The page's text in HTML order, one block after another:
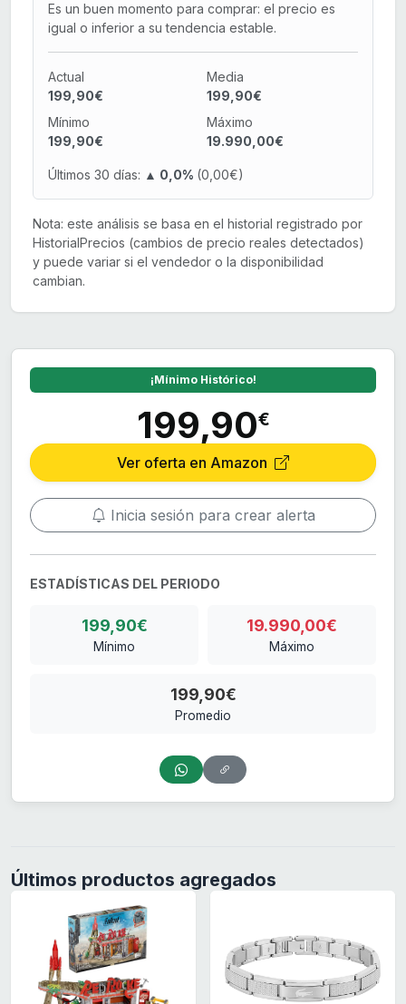
Es un buen momento para comprar: el precio es
igual o inferior a su tendencia estable.
Actual
199,90€
Media
199,90€
Mínimo
199,90€
Máximo
19.990,00€
Últimos 30 días: ▲ 0,0% (0,00€)
Nota: este análisis se basa en el historial registrado por
HistorialPrecios (cambios de precio reales detectados)
y puede variar si el vendedor o la disponibilidad
cambian.
¡Mínimo Histórico!
199,90€
Ver oferta en Amazon
Inicia sesión para crear alerta
ESTADÍSTICAS DEL PERIODO
199,90€
Mínimo
19.990,00€
Máximo
199,90€
Promedio
Últimos productos agregados